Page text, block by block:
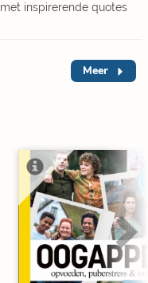
inspirerende quotes
Meer